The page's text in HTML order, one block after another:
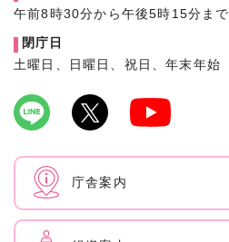
午前8時30分から午後5時15分まで
閉庁日
土曜日、日曜日、祝日、年末年始
庁舎案内